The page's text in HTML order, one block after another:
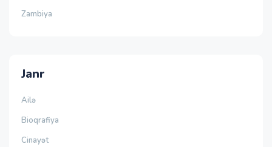
Zambiya
Janr
Ailə
Bioqrafiya
Cinayət